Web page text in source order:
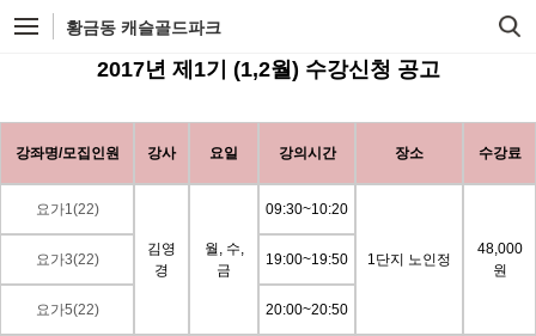
황금동 캐슬골드파크
2017년 제1기 (1,2월) 수강신청 공고
강좌명/모집인원 강사 요일 강의시간 장소 수강료
요가1(22)
김영
경
월, 수,
금
09:30~10:20
1단지 노인정
48,000
원
요가3(22) 19:00~19:50
요가5(22) 20:00~20:50